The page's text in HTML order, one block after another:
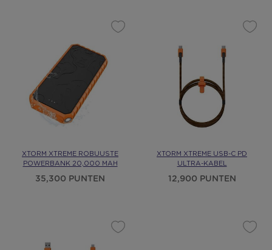
XTORM XTREME ROBUUSTE
POWERBANK 20,000 MAH
35,300 PUNTEN
XTORM XTREME USB-C PD
ULTRA-KABEL
12,900 PUNTEN